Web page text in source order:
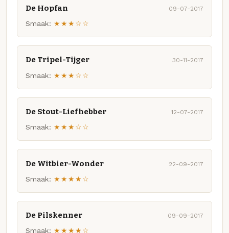
De Hopfan 09-07-2017
Smaak: ★★★☆☆
De Tripel-Tijger 30-11-2017
Smaak: ★★★☆☆
De Stout-Liefhebber 12-07-2017
Smaak: ★★★☆☆
De Witbier-Wonder 22-09-2017
Smaak: ★★★★☆
De Pilskenner 09-09-2017
Smaak: ★★★★☆